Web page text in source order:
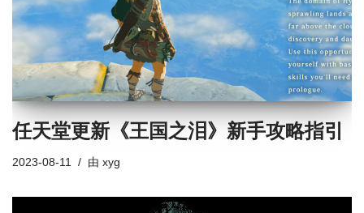
任天堂更新《王国之泪》新手攻略指引
2023-08-11 由 xyg